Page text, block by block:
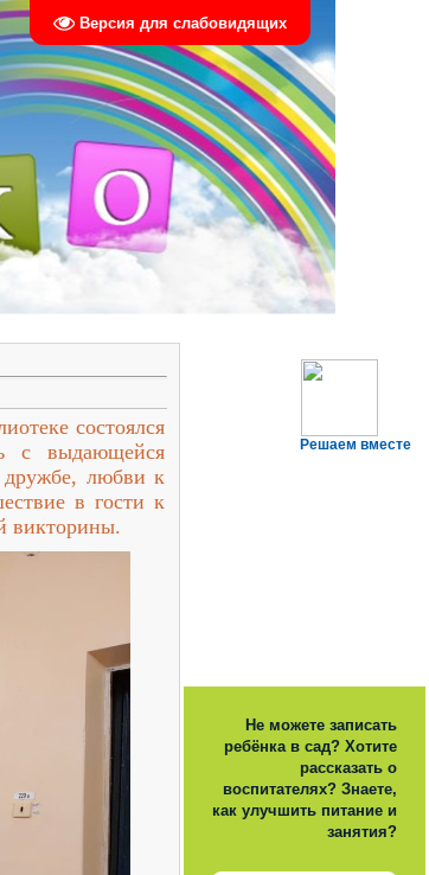
Версия для слабовидящих
состоялся
с выдающейся
дружбе, любви к
в гости к
викторины.
Решаем вместе
Не можете записать
ребёнка в сад? Хотите
рассказать о
воспитателях? Знаете,
как улучшить питание и
занятия?